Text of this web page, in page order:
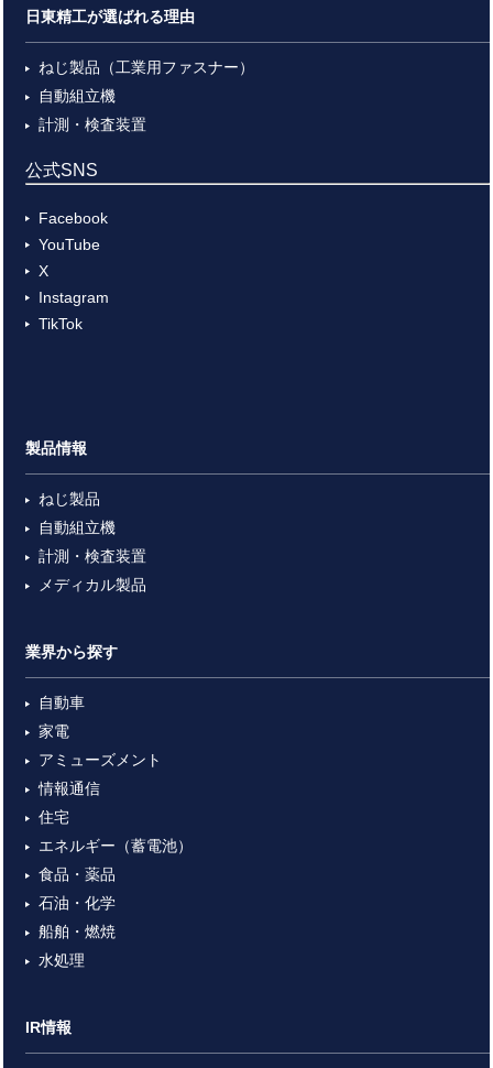
日東精工が選ばれる理由
ねじ製品（工業用ファスナー）
自動組立機
計測・検査装置
公式SNS
Facebook
YouTube
X
Instagram
TikTok
製品情報
ねじ製品
自動組立機
計測・検査装置
メディカル製品
業界から探す
自動車
家電
アミューズメント
情報通信
住宅
エネルギー（蓄電池）
食品・薬品
石油・化学
船舶・燃焼
水処理
IR情報